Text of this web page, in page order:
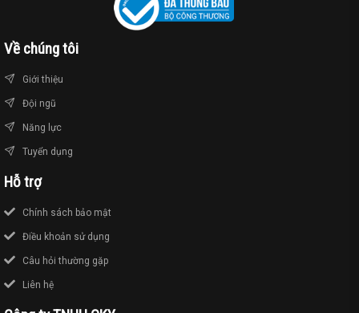
Về chúng tôi
Giới thiệu
Đội ngũ
Năng lực
Tuyển dụng
Hỗ trợ
Chính sách bảo mật
Điều khoản sử dụng
Câu hỏi thường gặp
Liên hệ